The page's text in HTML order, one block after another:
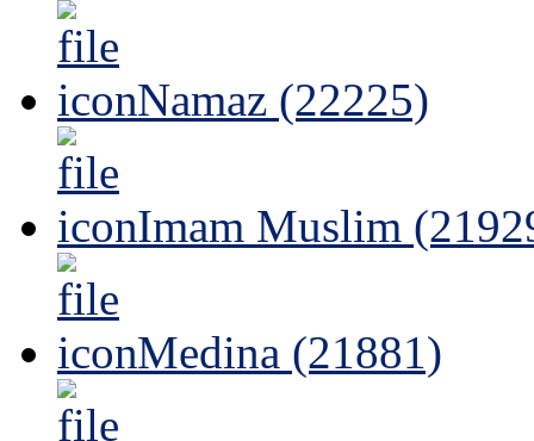
Namaz (22225)
Imam Muslim
Medina (21881)